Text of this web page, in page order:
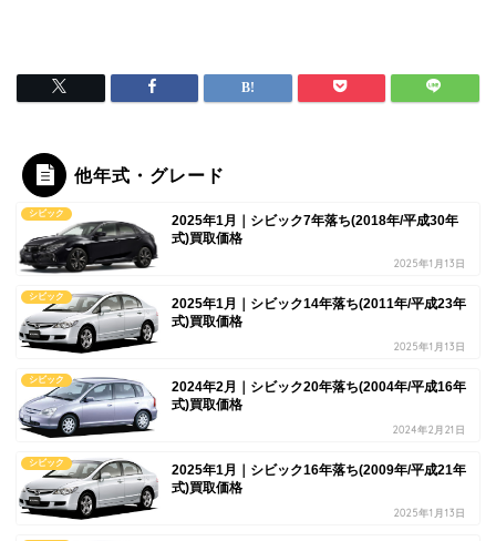
他年式・グレード
シビック
2025年1月｜シビック7年落ち(2018年/平成30年
式)買取価格
2025年1月13日
シビック
2025年1月｜シビック14年落ち(2011年/平成23年
式)買取価格
2025年1月13日
シビック
2024年2月｜シビック20年落ち(2004年/平成16年
式)買取価格
2024年2月21日
シビック
2025年1月｜シビック16年落ち(2009年/平成21年
式)買取価格
2025年1月13日